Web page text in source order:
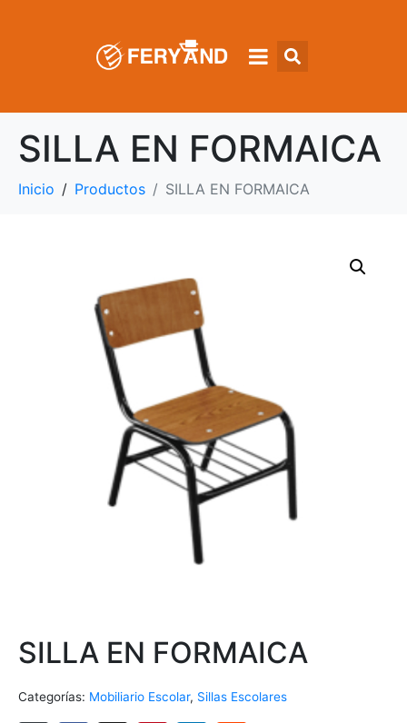
SILLA EN FORMAICA
Inicio Productos SILLA EN FORMAICA
SILLA EN FORMAICA
Categorías: Mobiliario Escolar, Sillas Escolares